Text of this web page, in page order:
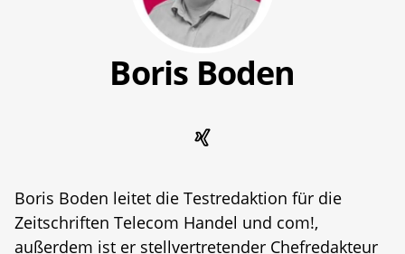
Boris Boden
Boris Boden leitet die Testredaktion für die
Zeitschriften Telecom Handel und com!,
außerdem ist er stellvertretender Chefredakteur